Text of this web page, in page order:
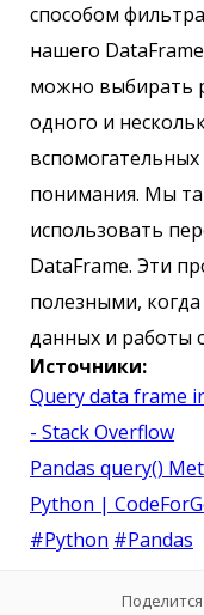
способом
нашего
можно выбирать
одного и
понимания. Мы
использовать
DataFrame. Эти
полезными,
данных и работы
Источники:
Query data frame
- Stack Overflow
Pandas query()
Python |
#Python #Pandas